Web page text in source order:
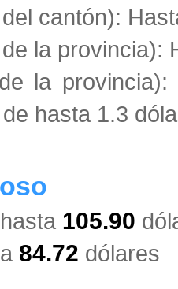
cantón):
la provincia):
la
hasta 1.3
105.90
84.72 dólares